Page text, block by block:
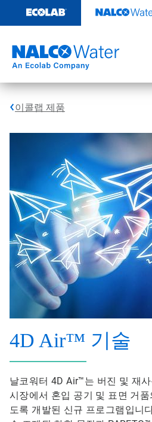
츠
기
이콜랩 제품
4D Air™ 기술
날코워터 4D Air™는 버진 및 재
시장에서 혼입 공기 및 표면 거
도록 개발된 신규 프로그램입니